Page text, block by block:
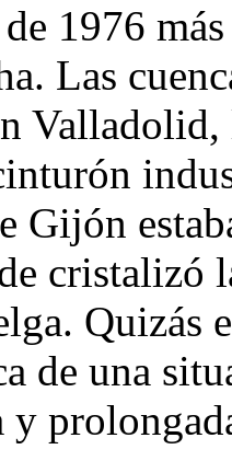
1976
Las
Gijón
cristalizó
Quizás
de una
y